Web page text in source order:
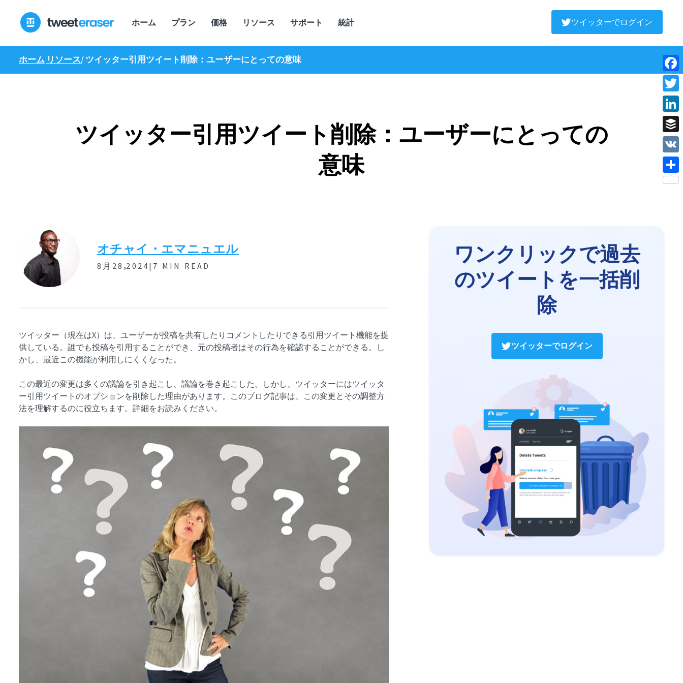
ン
ホーム プラン 価格 リソース サポート 統計 ツイッターでログイン
ホーム リソース/ツイッター引用ツイート削除：ユーザーにとっての意味
ツイッター引用ツイート削除：ユーザーにとっての
意味
オチャイ・エマニュエル
8月28 ,2024| 7 MIN READ
ツイッター（現在はX）は、ユーザーが投稿を共有したりコメントしたりできる引用ツイート機能を提
供している。誰でも投稿を引用することができ、元の投稿者はその行為を確認することができる。し
かし、最近この機能が利用しにくくなった。
この最近の変更は多くの議論を引き起こし、議論を巻き起こした。しかし、ツイッターにはツイッタ
ー引用ツイートのオプションを削除した理由があります。このブログ記事は、この変更とその調整方
法を理解するのに役立ちます。詳細をお読みください。
ワンクリックで過去
のツイートを一括削
除
ツイッターでログイン
VK